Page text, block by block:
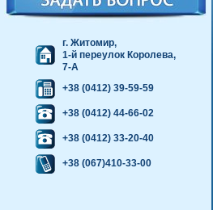
г. Житомир,
1-й переулок Королева,
7-А
+38 (0412) 39-59-59
+38 (0412) 44-66-02
+38 (0412) 33-20-40
+38 (067)410-33-00